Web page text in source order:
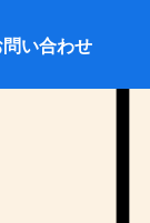
い合わせ